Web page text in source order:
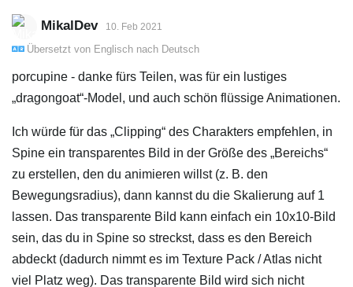
MikalDev 10. Feb 2021
Übersetzt von Englisch nach Deutsch
porcupine - danke fürs Teilen, was für ein lustiges
„dragongoat“-Model, und auch schön flüssige Animationen.
Ich würde für das „Clipping“ des Charakters empfehlen, in
Spine ein transparentes Bild in der Größe des „Bereichs“
zu erstellen, den du animieren willst (z. B. den
Bewegungsradius), dann kannst du die Skalierung auf 1
lassen. Das transparente Bild kann einfach ein 10x10-Bild
sein, das du in Spine so streckst, dass es den Bereich
abdeckt (dadurch nimmt es im Texture Pack / Atlas nicht
viel Platz weg). Das transparente Bild wird sich nicht